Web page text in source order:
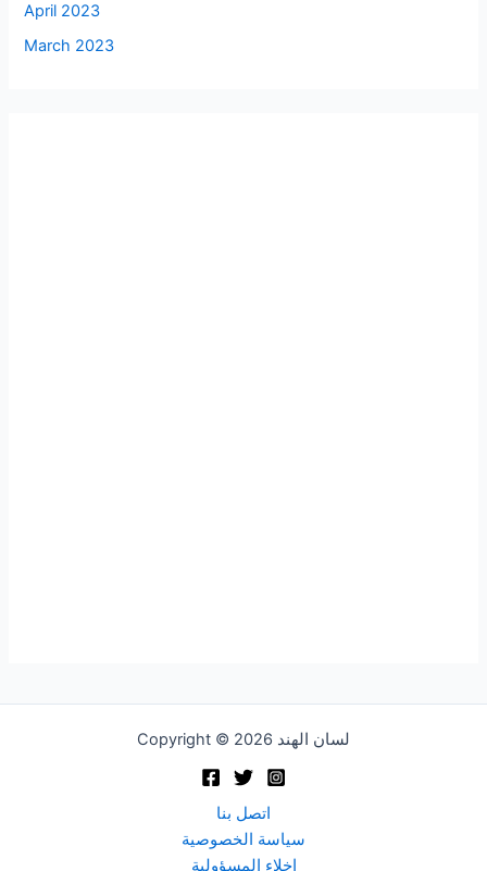
April 2023
March 2023
Copyright © 2026 لسان الهند
اتصل بنا
سياسة الخصوصية
إخلاء المسؤولية